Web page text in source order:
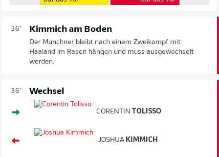
36' Kimmich am Boden
Der Münchner bleibt nach einem Zweikampf mit
Haaland im Rasen hängen und muss ausgewechselt
werden.
36' Wechsel
CORENTIN TOLISSO
JOSHUA KIMMICH